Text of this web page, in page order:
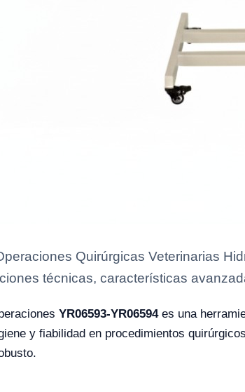
Quirúrgicas Veterinarias
técnicas, características
YR06593-YR06594es una
y fiabilidad en procedimientos